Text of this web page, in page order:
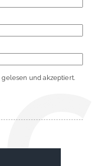
gelesen und akzeptiert.